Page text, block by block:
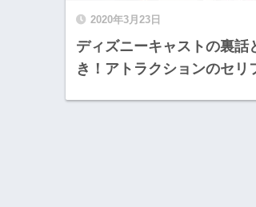
2020年3月23日
ディズニーキャストの裏話
き！アトラクションのセリ